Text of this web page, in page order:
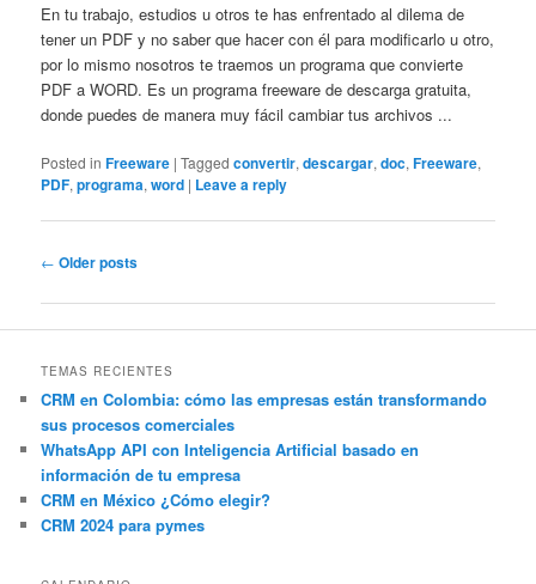
En tu trabajo, estudios u otros te has enfrentado al dilema de
tener un PDF y no saber que hacer con él para modificarlo u otro,
por lo mismo nosotros te traemos un programa que convierte
PDF a WORD. Es un programa freeware de descarga gratuita,
donde puedes de manera muy fácil cambiar tus archivos ...
Posted in Freeware |Tagged convertir,descargar,doc,Freeware,
PDF,programa,word | Leave a reply
Post
← Older posts
TEMAS RECIENTES
CRM en Colombia: cómo las empresas están transformando
sus procesos comerciales
WhatsApp API con Inteligencia Artificial basado en
información de tu empresa
CRM en México ¿Cómo elegir?
CRM 2024 para pymes